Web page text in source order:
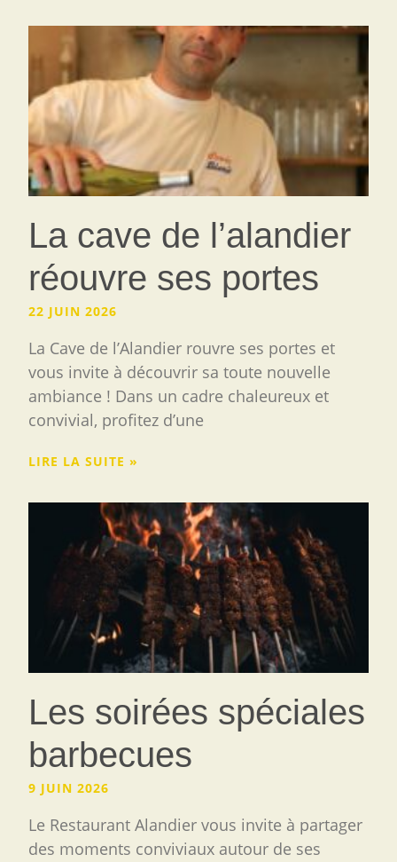
La cave de l’alandier
réouvre ses portes
22 JUIN 2026
La Cave de l’Alandier rouvre ses portes et
vous invite à découvrir sa toute nouvelle
ambiance ! Dans un cadre chaleureux et
convivial, profitez d’une
LIRE LA SUITE »
Les soirées spéciales
barbecues
9 JUIN 2026
Le Restaurant Alandier vous invite à partager
des moments conviviaux autour de ses